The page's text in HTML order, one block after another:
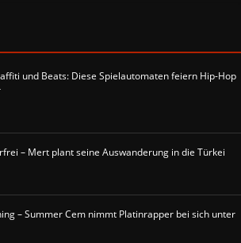
und Beats: Diese Spielautomaten feiern Hip-Hop
– Mert plant seine Auswanderung in die Türkei
– Summer Cem nimmt Platinrapper bei sich unter